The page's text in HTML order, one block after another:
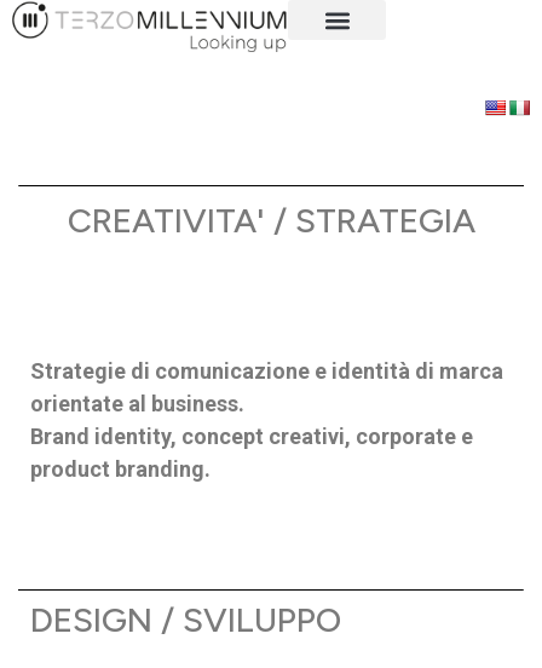
CREATIVITA' / STRATEGIA
Strategie di comunicazione e identità di marca
orientate al business.
Brand identity, concept creativi, corporate e
product branding.
DESIGN / SVILUPPO